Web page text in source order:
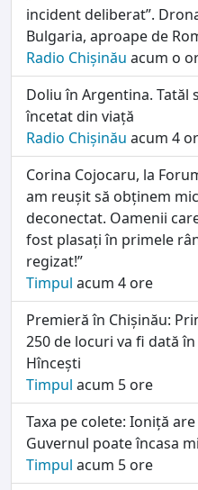
incident deliberat”.
Bulgaria, aproape de
Radio Chișinău acum o
Doliu în Argentina. Tatăl
încetat din viață
Radio Chișinău acum 4
Corina Cojocaru, la
am reușit să obținem
deconectat. Oamenii
fost plasați în primele
regizat!”
Timpul acum 4 ore
Premieră în Chișinău:
250 de locuri va fi dată
Hîncești
Timpul acum 5 ore
Taxa pe colete: Ioniță
Guvernul poate încasa
Timpul acum 5 ore